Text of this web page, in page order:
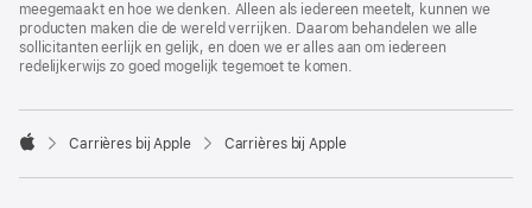
meegemaakt en hoe we denken. Alleen als iedereen meetelt, kunnen we
producten maken die de wereld verrijken. Daarom behandelen we alle
sollicitanten eerlijk en gelijk, en doen we er alles aan om iedereen
redelijkerwijs zo goed mogelijk tegemoet te komen.

Carrières bij Apple Carrières bij Apple